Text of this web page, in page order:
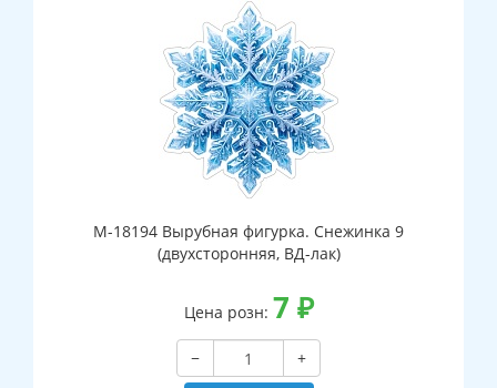
М-18194 Вырубная фигурка. Снежинка 9
(двухсторонняя, ВД-лак)
Цена розн: 7 ₽
−
+